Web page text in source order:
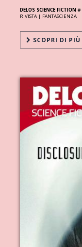
DELOS SCIENCE FICTION #
RIVISTA | FANTASCIENZA
SCOPRI DI PIÙ